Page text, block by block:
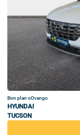
Bon plan oOvango
HYUNDAI
TUCSON